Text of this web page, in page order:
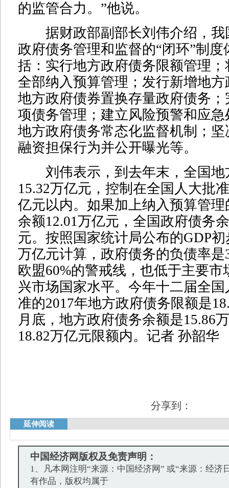
的监管合力。”他说。
据财政部副部长刘伟介绍，我
政府债务管理和监督的“闭环”制度
括：实行地方政府债务限额管理
全部纳入预算管理；发行新增地
地方政府债券置换存量政府债务
项债务管理；建立风险预警和应
地方政府债务常态化监督机制；
融资担保行为并公开曝光等。
刘伟表示，到去年末，全国地
15.32万亿元，控制在全国人大批
亿元以内。如果加上纳入预算管
余额12.01万亿元，全国政府债务
元。按照国家统计局公布的GDP
万亿元计算，政府债务的负债率是
欧盟60%的警戒线，也低于主要市
兴市场国家水平。今年十二届全
准的2017年地方政府债务限额是
月底，地方政府债务余额是15.86
18.82万亿元限额内。记者 孙韶华
分享到：
延伸阅读
中国经济网版权及免责声明：
1、凡本网注明“来源：中国经济网” 或“来源：经济
有作品，版权均属于